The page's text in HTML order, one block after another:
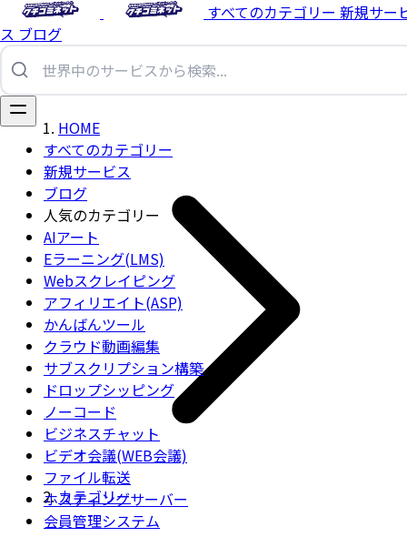
すべてのカテゴリー 新規サー
ス ブログ
すべてのカテゴリー
新規サービス
ブログ
人気のカテゴリー
AIアート
Eラーニング(LMS)
Webスクレイピング
アフィリエイト(ASP)
かんばんツール
クラウド動画編集
サブスクリプション構築
ドロップシッピング
ノーコード
ビジネスチャット
ビデオ会議(WEB会議)
ファイル転送
ホスティングサーバー
会員管理システム
HOME
カテゴリー